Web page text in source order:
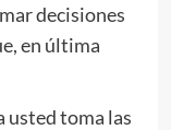
decisiones
en última
usted toma las